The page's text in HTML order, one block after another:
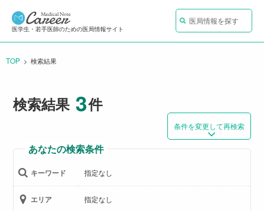
医学生・若手医師のための医局情報サイト
医局情報を探す
TOP CURRENT:
検索結果
検索結果 3件
条件を変更して再検索
あなたの検索条件
キーワード 指定なし
エリア 指定なし